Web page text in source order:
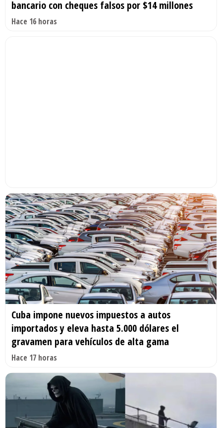
bancario con cheques falsos por $14 millones
Hace 16 horas
Cuba impone nuevos impuestos a autos
importados y eleva hasta 5.000 dólares el
gravamen para vehículos de alta gama
Hace 17 horas